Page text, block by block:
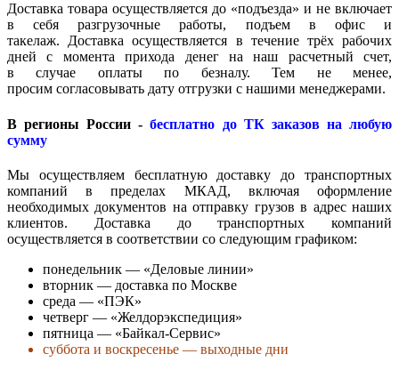
Доставка товара осуществляется до «подъезда» и не включает
в себя разгрузочные работы, подъем в офис и
такелаж. Доставка осуществляется в течение трёх рабочих
дней с момента прихода денег на наш расчетный счет,
в случае оплаты по безналу. Тем не менее,
просим согласовывать дату отгрузки с нашими менеджерами.
В регионы России -бесплатно до ТК заказов на любую
сумму
Мы осуществляем бесплатную доставку до транспортных
компаний в пределах МКАД, включая оформление
необходимых документов на отправку грузов в адрес наших
клиентов. Доставка до транспортных компаний
осуществляется в соответствии со следующим графиком:
понедельник — «Деловые линии»
вторник — доставка по Москве
среда — «ПЭК»
четверг — «Желдорэкспедиция»
пятница — «Байкал-Сервис»
суббота и воскресенье — выходные дни